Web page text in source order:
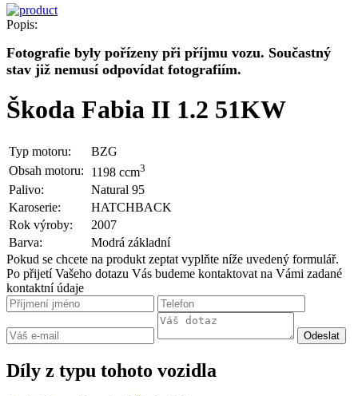
Popis:
Fotografie byly pořízeny při příjmu vozu. Součastný
stav již nemusí odpovídat fotografiím.
Škoda Fabia II 1.2 51KW
Typ motoru:
BZG
Obsah motoru:
1198 ccm3
Palivo:
Natural 95
Karoserie:
HATCHBACK
Rok výroby:
2007
Barva:
Modrá základní
Pokud se chcete na produkt zeptat vyplňte níže uvedený formulář.
Po přijetí Vašeho dotazu Vás budeme kontaktovat na Vámi zadané
kontaktní údaje
Díly z typu tohoto vozidla